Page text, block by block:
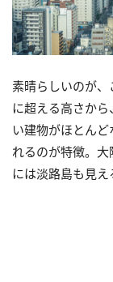
素晴らしいのが
に超える高さか
い建物がほとん
れるのが特徴。
には淡路島も見え